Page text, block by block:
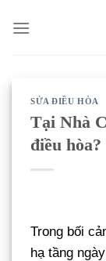
qua
SỬA ĐIỀU HÒA
Tại Nhà
điều
Trong bối
hạ tầng